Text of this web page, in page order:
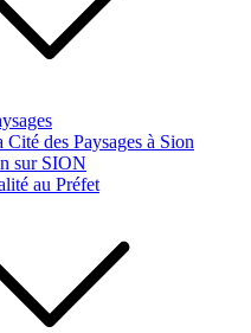
Cité des Paysages à Sion
sur SION
au Préfet